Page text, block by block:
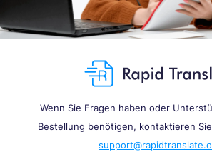
Wenn Sie Fragen haben oder
Bestellung benötigen, kontaktieren